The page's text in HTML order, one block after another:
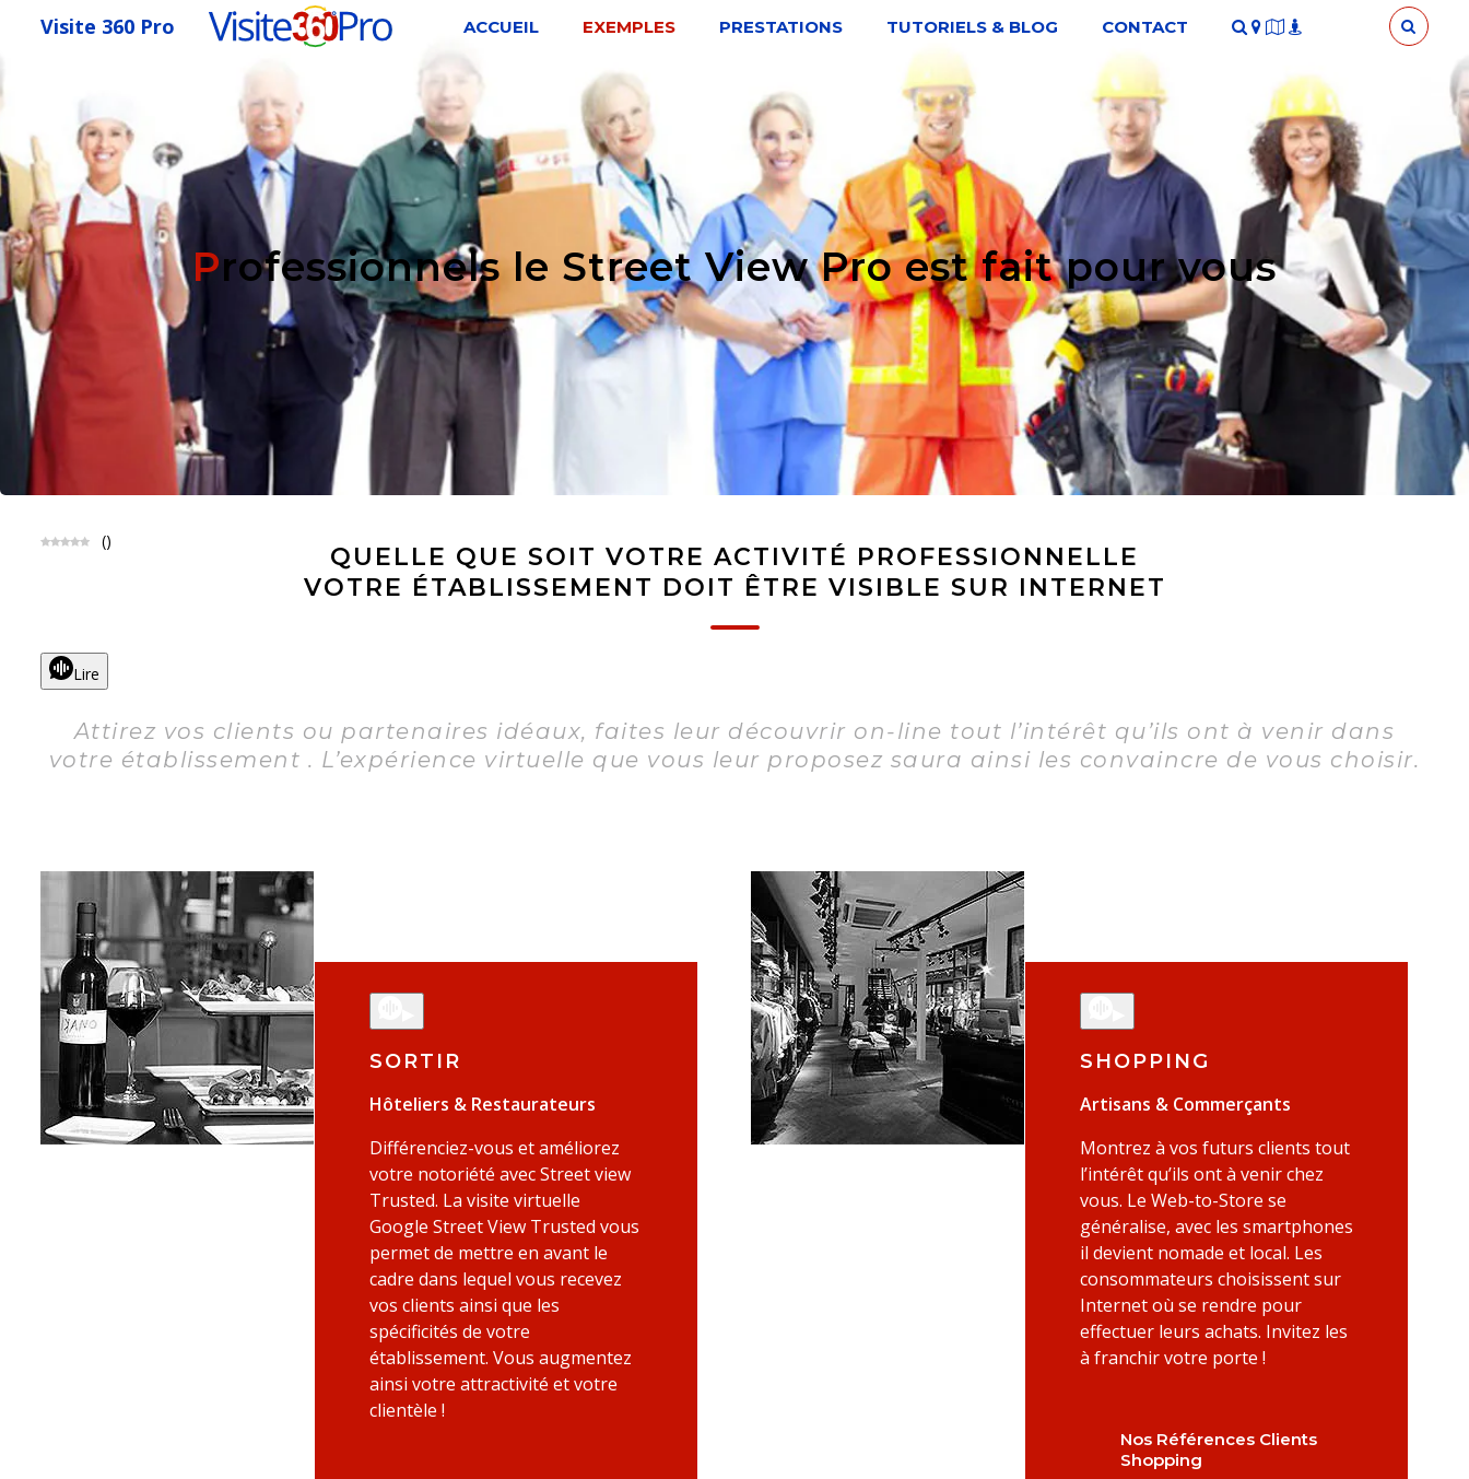
Visite 360 Pro ACCUEIL EXEMPLES PRESTATIONS TUTORIELS & BLOG CONTACT
Professionnels le Street View Pro est fait pour vous
()
QUELLE QUE SOIT VOTRE ACTIVITÉ PROFESSIONNELLE
VOTRE ÉTABLISSEMENT DOIT ÊTRE VISIBLE SUR INTERNET
Lire
Attirez vos clients ou partenaires idéaux, faites leur découvrir on-line tout l’intérêt qu’ils ont à venir dans
votre établissement . L’expérience virtuelle que vous leur proposez saura ainsi les convaincre de vous choisir.
SORTIR
Hôteliers & Restaurateurs
Différenciez-vous et améliorez
votre notoriété avec Street view
Trusted. La visite virtuelle
Google Street View Trusted vous
permet de mettre en avant le
cadre dans lequel vous recevez
vos clients ainsi que les
spécificités de votre
établissement. Vous augmentez
ainsi votre attractivité et votre
clientèle !
SHOPPING
Artisans & Commerçants
Montrez à vos futurs clients tout
l’intérêt qu’ils ont à venir chez
vous. Le Web-to-Store se
généralise, avec les smartphones
il devient nomade et local. Les
consommateurs choisissent sur
Internet où se rendre pour
effectuer leurs achats. Invitez les
à franchir votre porte !
Nos Références Clients
Shopping